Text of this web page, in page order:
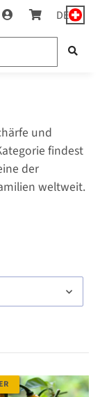
DE
und
findest
der
weltweit.